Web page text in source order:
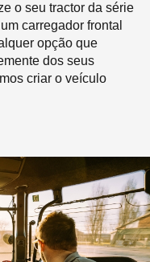
o seu tractor da série
carregador frontal
opção que
dos seus
criar o veículo